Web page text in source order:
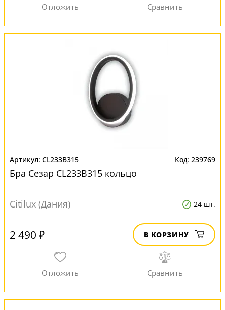
CL233B315 239769
Бра Сезар CL233B315 кольцо
Citilux (Дания) 24 шт.
2 490 ₽ В КОРЗИНУ